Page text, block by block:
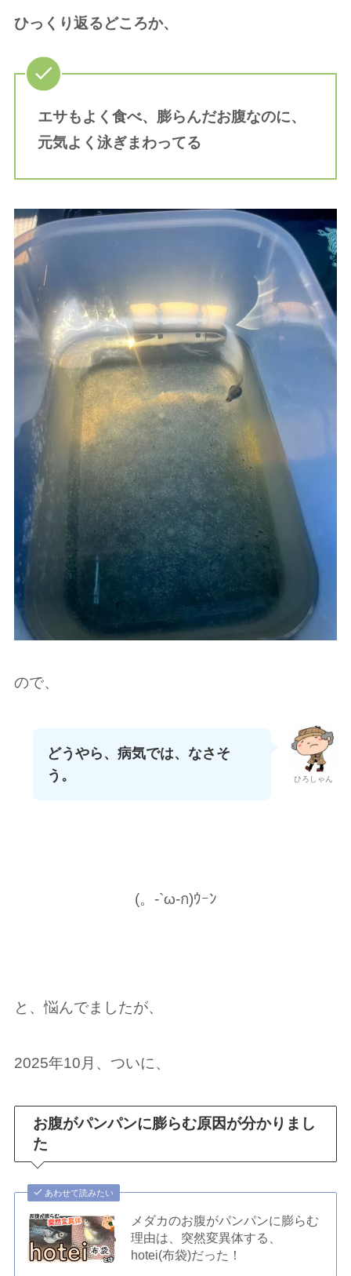
ひっくり返るどころか、
エサもよく食べ、膨らんだお腹なのに、
元気よく泳ぎまわってる
ので、
ひろしゃん
どうやら、病気では、なさそ
う。
(。-`ω-ก)ｳｰﾝ
と、悩んでましたが、
2025年10月、ついに、
お腹がパンパンに膨らむ原因が分かりまし
た
あわせて読みたい
メダカのお腹がパンパンに膨らむ
理由は、突然変異体する、
hotei(布袋)だった！